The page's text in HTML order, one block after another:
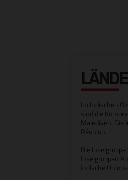
Im Indischen
sind die
Malediven. Die
Réunion.
Die
Inselgruppen
indische